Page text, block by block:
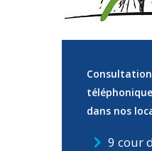
dans nos
9 cour